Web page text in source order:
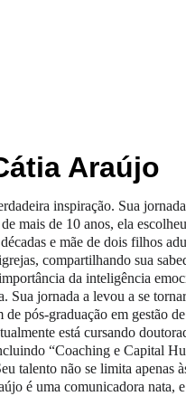
Araújo
inspiração. Sua
mais de 10 anos, ela
e mãe de dois filhos
compartilhando sua
da inteligência
Sua jornada a levou a se
pós-graduação em gestão
está cursando
“Coaching e Capital
talento não se limita
é uma comunicadora nata,